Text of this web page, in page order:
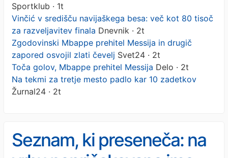
Sportklub · 1t
Vinčić v središču navijaškega besa: več kot 80 tisoč
za razveljavitev finala Dnevnik · 2t
Zgodovinski Mbappe prehitel Messija in drugič
zapored osvojil zlati čevelj Svet24 · 2t
Toča golov, Mbappe prehitel Messija Delo · 2t
Na tekmi za tretje mesto padlo kar 10 zadetkov
Žurnal24 · 2t
Seznam, ki preseneča: na